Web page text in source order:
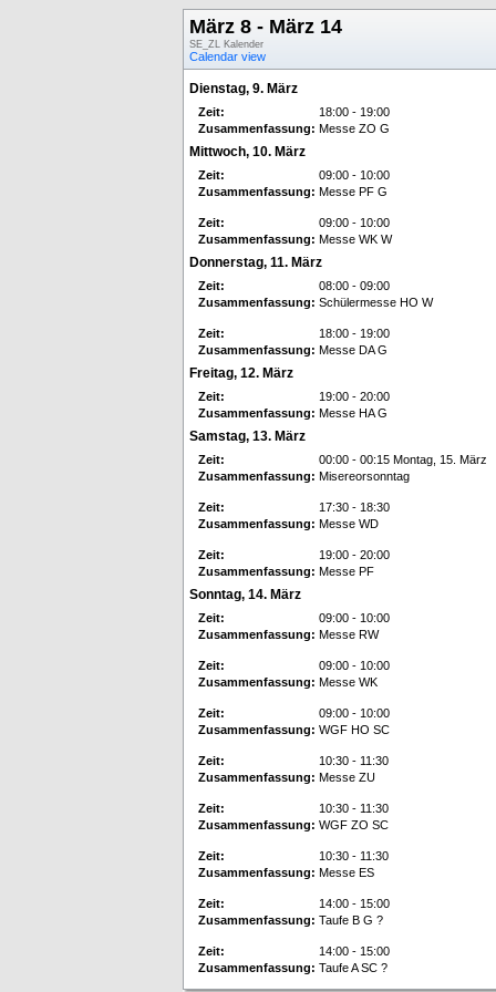
März 8 - März 14
SE_ZL Kalender
Calendar view
Dienstag, 9. März
Zeit:
18:00 - 19:00
Zusammenfassung: Messe ZO G
Mittwoch, 10. März
Zeit:
09:00 - 10:00
Zusammenfassung: Messe PF G
Zeit:
09:00 - 10:00
Zusammenfassung: Messe WK W
Donnerstag, 11. März
Zeit:
08:00 - 09:00
Zusammenfassung: Schülermesse HO W
Zeit:
18:00 - 19:00
Zusammenfassung: Messe DA G
Freitag, 12. März
Zeit:
19:00 - 20:00
Zusammenfassung: Messe HA G
Samstag, 13. März
Zeit:
00:00 - 00:15 Montag, 15. März
Zusammenfassung: Misereorsonntag
Zeit:
17:30 - 18:30
Zusammenfassung: Messe WD
Zeit:
19:00 - 20:00
Zusammenfassung: Messe PF
Sonntag, 14. März
Zeit:
09:00 - 10:00
Zusammenfassung: Messe RW
Zeit:
09:00 - 10:00
Zusammenfassung: Messe WK
Zeit:
09:00 - 10:00
Zusammenfassung: WGF HO SC
Zeit:
10:30 - 11:30
Zusammenfassung: Messe ZU
Zeit:
10:30 - 11:30
Zusammenfassung: WGF ZO SC
Zeit:
10:30 - 11:30
Zusammenfassung: Messe ES
Zeit:
14:00 - 15:00
Zusammenfassung: Taufe B G ?
Zeit:
14:00 - 15:00
Zusammenfassung: Taufe A SC ?